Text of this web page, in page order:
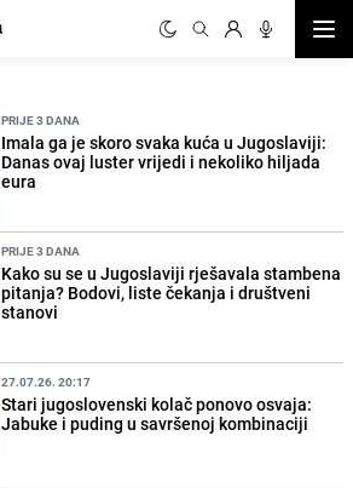
PRIJE 3 DANA
Imala ga je skoro svaka kuća u Jugoslaviji:
Danas ovaj luster vrijedi i nekoliko hiljada
eura
PRIJE 3 DANA
Kako su se u Jugoslaviji rješavala stambena
pitanja? Bodovi, liste čekanja i društveni
stanovi
27.07.26. 20:17
Stari jugoslovenski kolač ponovo osvaja:
Jabuke i puding u savršenoj kombinaciji